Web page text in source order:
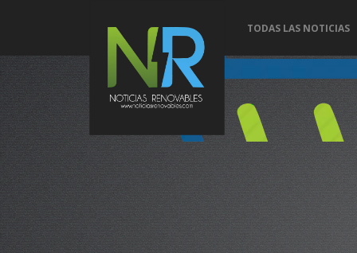
TODAS LAS NOTICIAS